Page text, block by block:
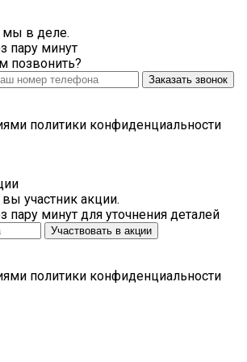
мы в деле.
пару минут
позвонить?
Заказать звонок
политики конфиденциальности
участник акции.
пару минут для уточнения деталей
Участвовать в акции
политики конфиденциальности